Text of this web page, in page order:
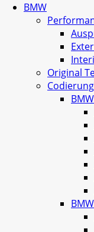
BMW
Original
Codierung